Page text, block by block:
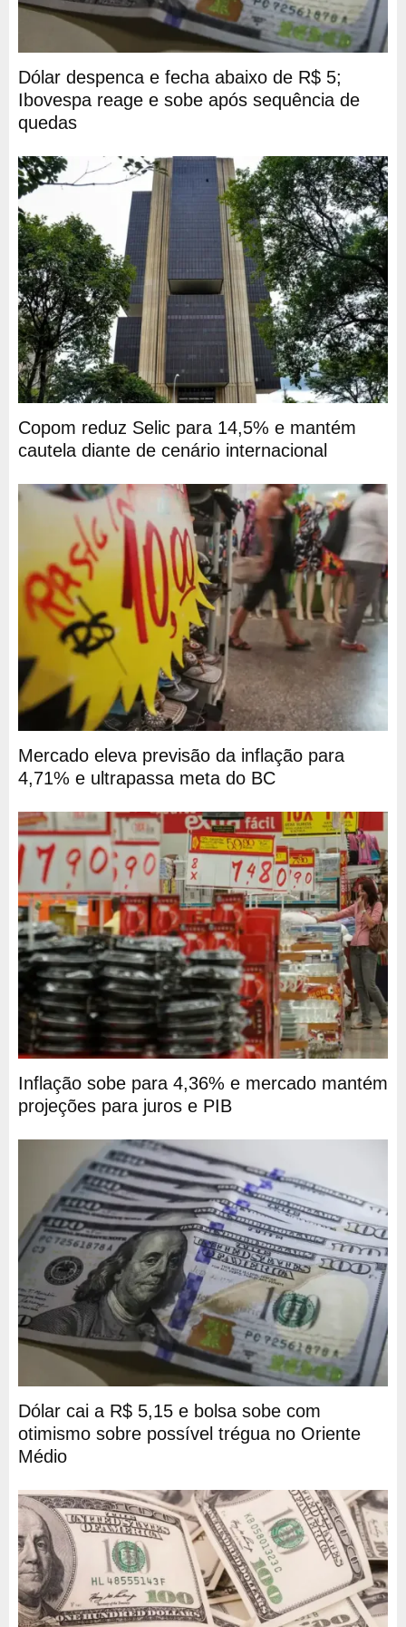
Dólar despenca e fecha abaixo de R$ 5;
Ibovespa reage e sobe após sequência de
quedas
Copom reduz Selic para 14,5% e mantém
cautela diante de cenário internacional
Mercado eleva previsão da inflação para
4,71% e ultrapassa meta do BC
Inflação sobe para 4,36% e mercado mantém
projeções para juros e PIB
Dólar cai a R$ 5,15 e bolsa sobe com
otimismo sobre possível trégua no Oriente
Médio